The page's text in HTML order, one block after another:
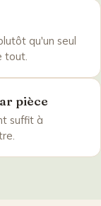
qu'un seul
tout.
pièce
suffit à